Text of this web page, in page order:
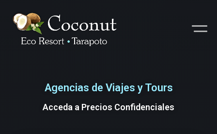
Agencias de Viajes y Tours
Acceda a Precios Confidenciales